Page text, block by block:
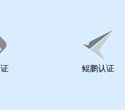
鲲鹏认证